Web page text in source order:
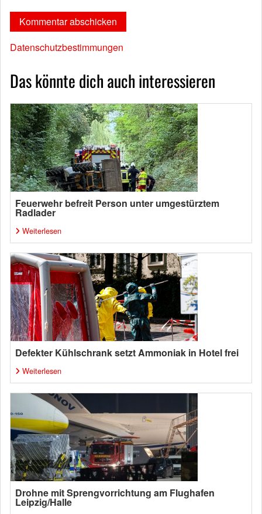
Datenschutzbestimmungen
Das könnte dich auch interessieren
Feuerwehr befreit Person unter umgestürztem
Radlader
Weiterlesen
Defekter Kühlschrank setzt Ammoniak in Hotel frei
Weiterlesen
Drohne mit Sprengvorrichtung am Flughafen
Leipzig/Halle